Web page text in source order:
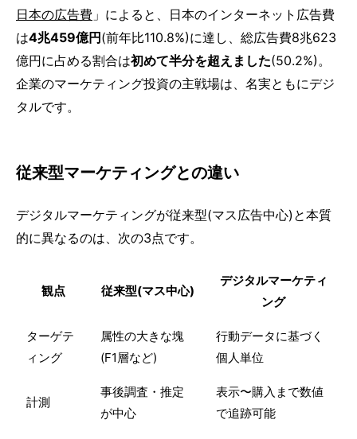
日本の広告費 」によると、日本のインターネット広告費
は4兆459億円(前年比110.8%)に達し、総広告費8兆623
億円に占める割合は初めて半分を超えました(50.2%)。
企業のマーケティング投資の主戦場は、名実ともにデジ
タルです。
従来型マーケティングとの違い
デジタルマーケティングが従来型(マス広告中心)と本質
的に異なるのは、次の3点です。
観点 従来型(マス中心)
デジタルマーケティ
ング
ターゲテ
ィング
属性の大きな塊
(F1層など)
行動データに基づく
個人単位
計測
事後調査・推定
が中心
表示〜購入まで数値
で追跡可能